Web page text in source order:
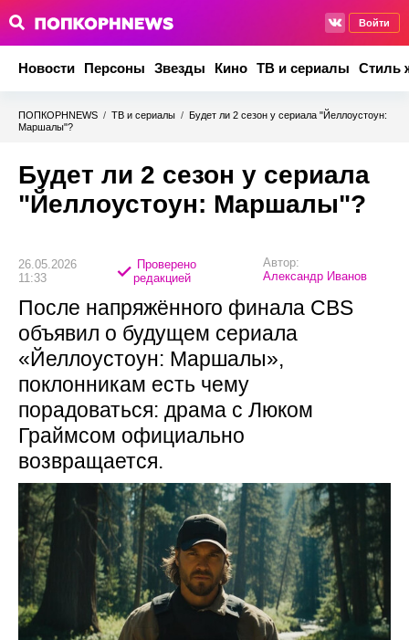
Войти
Новости Персоны Звезды Кино ТВ и сериалы Стиль
ПОПКОРНNEWS / ТВ и сериалы / Будет ли 2 сезон у сериала "Йеллоустоун:
Маршалы"?
Будет ли 2 сезон у сериала
"Йеллоустоун: Маршалы"?
26.05.2026
11:33
Проверено
редакцией
Автор:
Александр Иванов
После напряжённого финала CBS
объявил о будущем сериала
«Йеллоустоун: Маршалы»,
поклонникам есть чему
порадоваться: драма с Люком
Граймсом официально
возвращается.